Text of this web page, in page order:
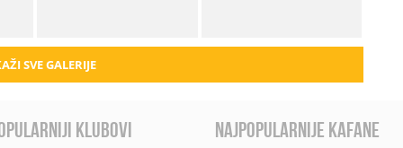
SVE GALERIJE
klubovi najpopularnije kafane